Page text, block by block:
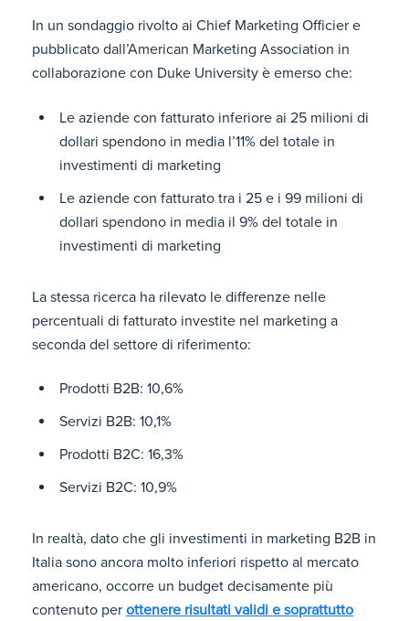
In un sondaggio rivolto ai Chief Marketing Officier e
pubblicato dall’American Marketing Association in
collaborazione con Duke University è emerso che:
Le aziende con fatturato inferiore ai 25 milioni di
dollari spendono in media l’11% del totale in
investimenti di marketing
Le aziende con fatturato tra i 25 e i 99 milioni di
dollari spendono in media il 9% del totale in
investimenti di marketing
La stessa ricerca ha rilevato le differenze nelle
percentuali di fatturato investite nel marketing a
seconda del settore di riferimento:
Prodotti B2B: 10,6%
Servizi B2B: 10,1%
Prodotti B2C: 16,3%
Servizi B2C: 10,9%
In realtà, dato che gli investimenti in marketing B2B in
Italia sono ancora molto inferiori rispetto al mercato
americano, occorre un budget decisamente più
contenuto per ottenere risultati validi e soprattutto